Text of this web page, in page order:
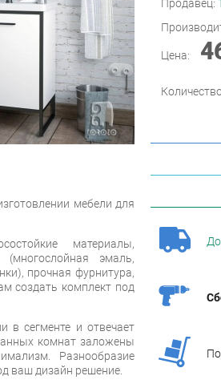
Продавец:
Цена:
мебели для
материалы,
(многослойная эмаль,
прочная фурнитура,
создать комплект под
в сегменте и отвечает
комнат заложены
Разнообразие
ваш дизайн решение.